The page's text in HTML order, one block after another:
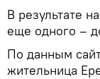
В результате
еще одного –
По данным
жительница